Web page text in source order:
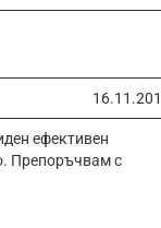
ефективен
Препоръчвам с